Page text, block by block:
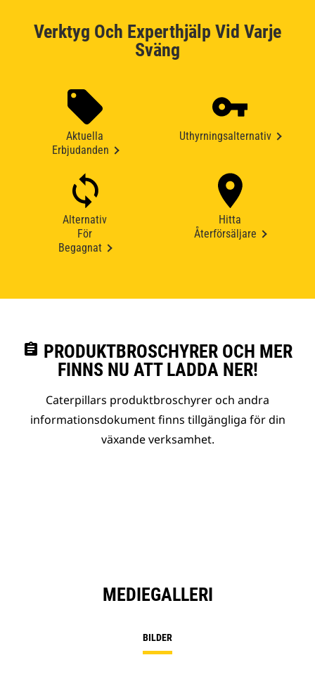
Verktyg Och Experthjälp Vid Varje
Sväng
Aktuella
Erbjudanden
Uthyrningsalternativ
Alternativ
För
Begagnat
Hitta
Återförsäljare
assignment PRODUKTBROSCHYRER OCH MER
FINNS NU ATT LADDA NER!
Caterpillars produktbroschyrer och andra
informationsdokument finns tillgängliga för din
växande verksamhet.
MEDIEGALLERI
BILDER